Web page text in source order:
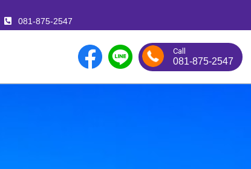
081-875-2547
Call
081-875-2547